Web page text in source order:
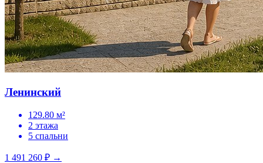
Ленинский
129.80 м²
2 этажа
5 спальни
1 491 260 ₽ →